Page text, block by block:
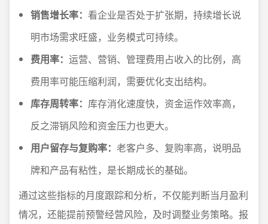
销售增长率： 看企业是否处于扩张期，持续增长说
明市场需求旺盛，业务模式可持续。
费用率： 运营、营销、管理费用占收入的比例，高
费用率可能压缩利润，需要优化支出结构。
库存周转率： 库存消化速度快，资金运作效率高，
反之滞销风险和资金压力也更大。
用户留存与复购率： 老客户多、复购率高，说明品
牌和产品有粘性，是长期成长的基础。
通过这些指标的月度跟踪和分析，不仅能判断当月盈利
情况，还能提前预警经营风险，及时调整业务策略。报